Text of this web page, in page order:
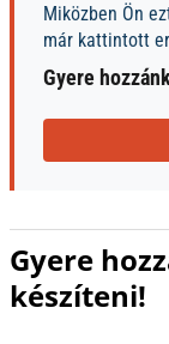
Miközben Ön
már kattintott
Gyere
Gyere
készíteni!